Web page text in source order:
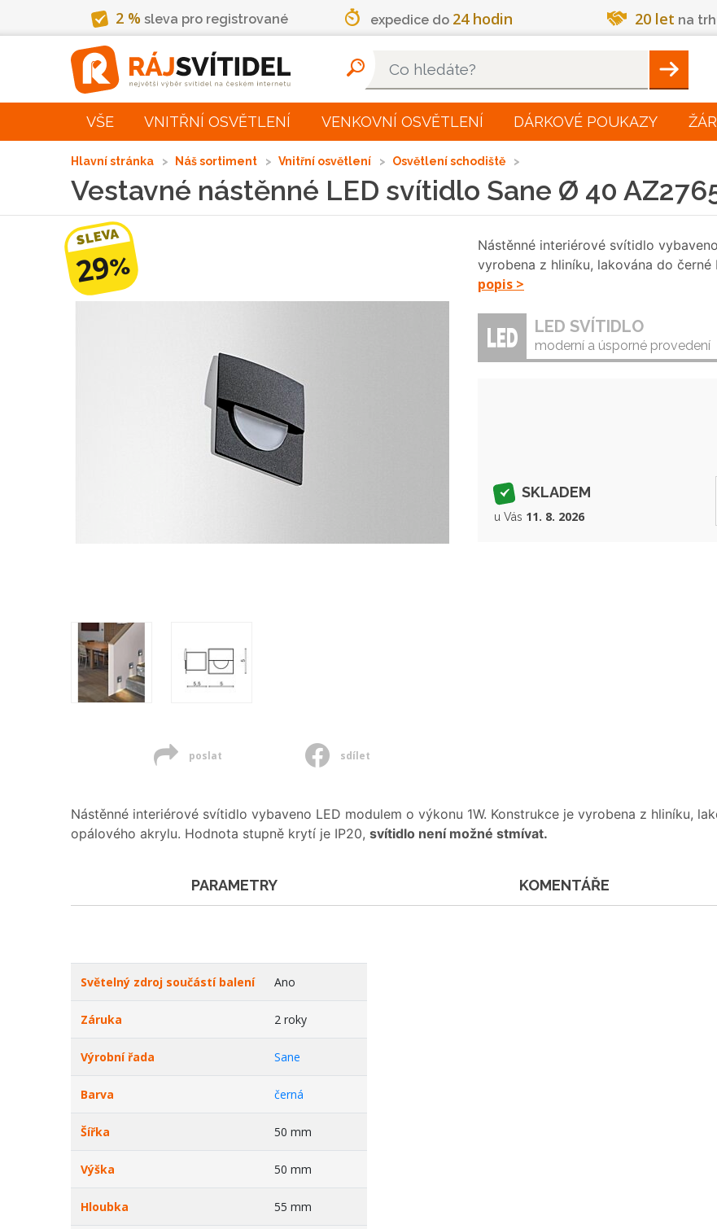
2 % sleva pro registrované expedice do 24 hodin 20 let na
Hleadat
VŠE VNITŘNÍ OSVĚTLENÍ VENKOVNÍ OSVĚTLENÍ DÁRKOVÉ POUKAZY
Hlavní stránka Náš sortiment Vnitřní osvětlení Osvětlení schodiště
Vestavné nástěnné LED svítidlo Sane Ø 40
SLEVA
29%
poslat sdílet
Nástěnné interiérové svítidlo
vyrobena z hliníku, lakována do
popis >
LED SVÍTIDLO
moderní a úsporné provedení
SKLADEM
u Vás 11. 8. 2026
Nástěnné interiérové svítidlo vybaveno LED modulem o výkonu 1W. Konstrukce je vyrobena z hliníku,
opálového akrylu. Hodnota stupně krytí je IP20, svítidlo není možné stmívat.
PARAMETRY KOMENTÁŘE
Světelný zdroj součástí balení Ano
Záruka 2 roky
Výrobní řada Sane
Barva černá
Šířka 50 mm
Výška 50 mm
Hloubka 55 mm